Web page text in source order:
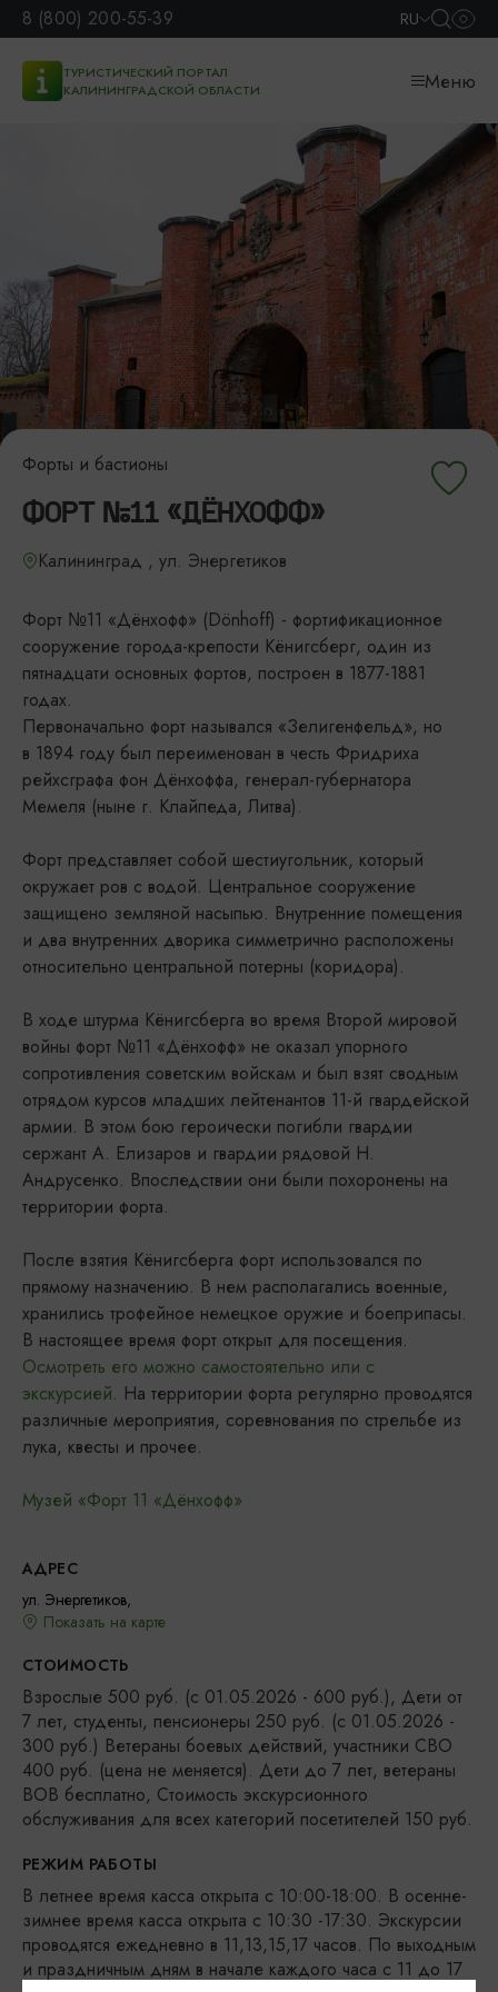
8 (800) 200-55-39 RU
ТУРИСТИЧЕСКИЙ ПОРТАЛ
КАЛИНИНГРАДСКОЙ ОБЛАСТИ
Меню
Форты и бастионы
ФОРТ №11 «ДЁНХОФФ»
Калининград , ул. Энергетиков
Форт №11 «Дёнхофф» (Dönhoff) - фортификационное
сооружение города-крепости Кёнигсберг, один из
пятнадцати основных фортов, построен в 1877-1881
годах.
Первоначально форт назывался «Зелигенфельд», но
в 1894 году был переименован в честь Фридриха
рейхсграфа фон Дёнхоффа, генерал-губернатора
Мемеля (ныне г. Клайпеда, Литва).
Форт представляет собой шестиугольник, который
окружает ров с водой. Центральное сооружение
защищено земляной насыпью. Внутренние помещения
и два внутренних дворика симметрично расположены
относительно центральной потерны (коридора).
В ходе штурма Кёнигсберга во время Второй мировой
войны форт №11 «Дёнхофф» не оказал упорного
сопротивления советским войскам и был взят сводным
отрядом курсов младших лейтенантов 11-й гвардейской
армии. В этом бою героически погибли гвардии
сержант А. Елизаров и гвардии рядовой Н.
Андрусенко. Впоследствии они были похоронены на
территории форта.
После взятия Кёнигсберга форт использовался по
прямому назначению. В нем располагались военные,
хранились трофейное немецкое оружие и боеприпасы.
В настоящее время форт открыт для посещения.
Осмотреть его можно самостоятельно или с
экскурсией. На территории форта регулярно проводятся
различные мероприятия, соревнования по стрельбе из
лука, квесты и прочее.
Музей «Форт 11 «Дёнхофф»
АДРЕС
ул. Энергетиков,
Показать на карте
СТОИМОСТЬ
Взрослые 500 руб. (с 01.05.2026 - 600 руб.), Дети от
7 лет, студенты, пенсионеры 250 руб. (с 01.05.2026 -
300 руб.) Ветераны боевых действий, участники СВО
400 руб. (цена не меняется). Дети до 7 лет, ветераны
ВОВ бесплатно, Стоимость экскурсионного
обслуживания для всех категорий посетителей 150 руб.
РЕЖИМ РАБОТЫ
В летнее время касса открыта с 10:00-18:00. В осенне-
зимнее время касса открыта с ‪10:30 -17:30‬. Экскурсии
проводятся ежедневно в 11,13,15,17 часов. По выходным
и праздничным дням в начале каждого часа с 11 до 17